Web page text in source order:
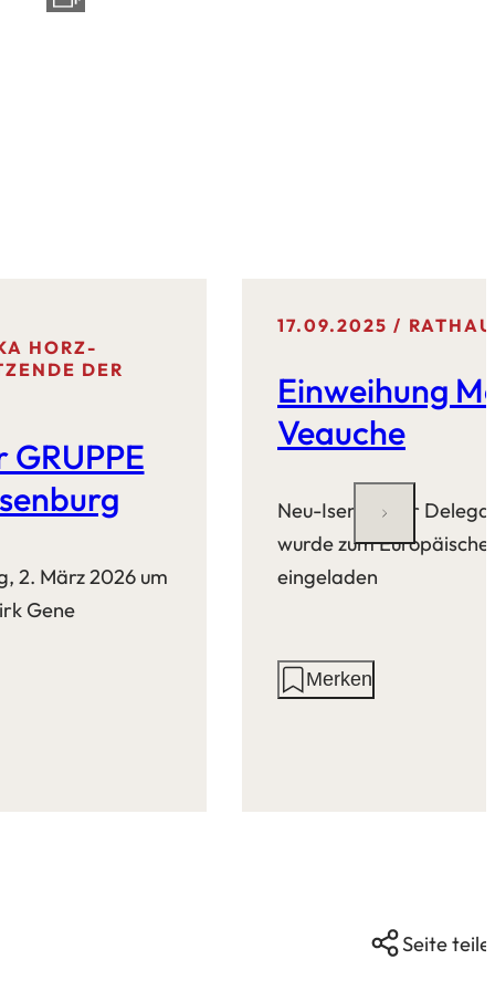
HORZ-
DER
2. März 2026 um
Gene
17.09.2025
Einweihung
Veauche
Neu-Isenburger
wurde zum
eingeladen
AktionenMerken
Seite